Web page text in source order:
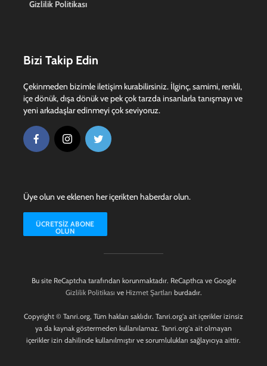
Gizlilik Politikası
Bizi Takip Edin
Çekinmeden bizimle iletişim kurabilirsiniz. İlginç, samimi, renkli,
içe dönük, dışa dönük ve pek çok tarzda insanlarla tanışmayı ve
yeni arkadaşlar edinmeyi çok seviyoruz.
Üye olun ve eklenen her içerikten haberdar olun.
ÜCRETSIZ ABONE
OLUN
Bu site ReCaptcha tarafından korunmaktadır. ReCapthca ve Google
Gizlilik Politikası ve Hizmet Şartları burdadır.
Copyright © Tanri.org, Tüm hakları saklıdır. Tanri.org'a ait içerikler izinsiz
ya da kaynak göstermeden kullanılamaz. Tanri.org'a ait olmayan
içerikler izin dahilinde kullanılmıştır ve sorumlulukları sağlayıcıya aittir.